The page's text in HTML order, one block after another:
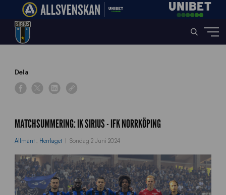
Home»
Dela
MATCHSUMMERING: IK SIRIUS - IFK NORRKÖPING
Allmänt , Herrlaget Söndag 2 Juni 2024